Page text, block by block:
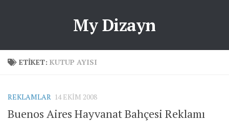
My Dizayn
ETIKET: KUTUP AYISI
REKLAMLAR 14 EKIM 2008
Buenos Aires Hayvanat Bahçesi Reklamı